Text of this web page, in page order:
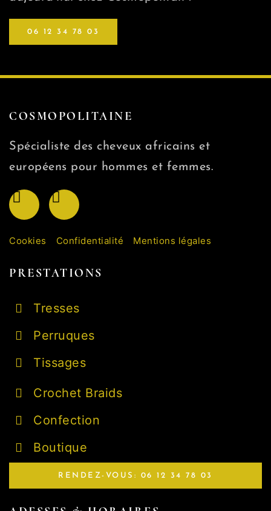
06 12 34 78 03
COSMOPOLITAINE
Spécialiste des cheveux africains et
européens pour hommes et femmes.
Cookies Confidentialité Mentions légales
PRESTATIONS
Tresses
Perruques
Tissages
Crochet Braids
Confection
Boutique
RENDEZ-VOUS: 06 12 34 78 03